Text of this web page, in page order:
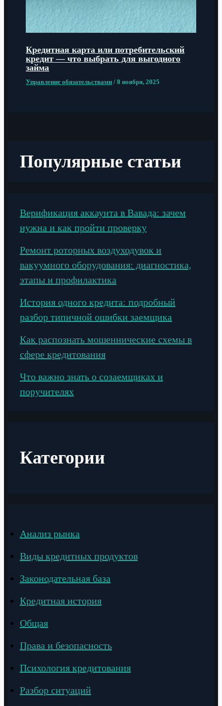
Кредитная карта или потребительский
кредит — что выбрать для выгодного
займа
Управление обязательствами /8 ноября, 2025
Популярные статьи
Верификация аккаунта в Вавада: зачем
нужна и как пройти проверку
Ремонт роторных воздуходувок и
вакуумного оборудования: диагностика,
этапы и профилактика
История одного кредита: подробный
разбор типичной ошибки заемщика
Как распознать мошеннические схемы в
сфере кредитования
Что важно знать о созаемщиках и
поручителях
Категории
Анализ рынка
Виды кредитных продуктов
Законодательная база
Кредитная история
Общая
Права и безопасность
Психология кредитования
Разбор ситуаций